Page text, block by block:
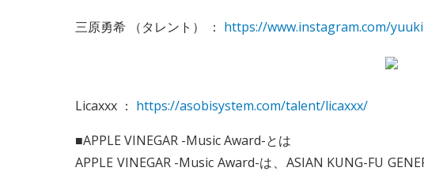
三原勇希 （タレント） ： https://www.instagram.com/
Licaxxx ： https://asobisystem.com/talent/licaxxx/
■APPLE VINEGAR -Music Award-とは
APPLE VINEGAR -Music Award-は、ASIAN KUNG-FU